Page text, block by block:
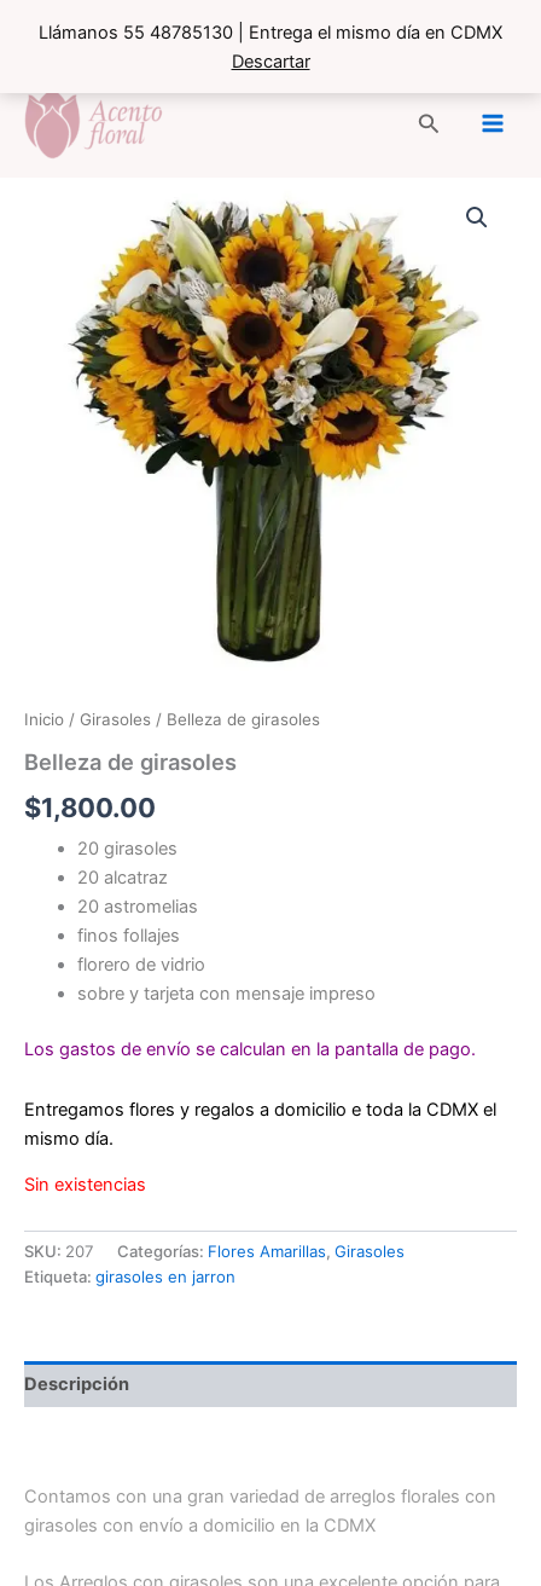
Llámanos 55 48785130 | Entrega el mismo día en CDMX
Descartar
contenido
Buscar
Inicio / Girasoles / Belleza de girasoles
Belleza de girasoles
$1,800.00
20 girasoles
20 alcatraz
20 astromelias
finos follajes
florero de vidrio
sobre y tarjeta con mensaje impreso
Los gastos de envío se calculan en la pantalla de pago.
Entregamos flores y regalos a domicilio e toda la CDMX el
mismo día.
Sin existencias
SKU: 207 Categorías: Flores Amarillas, Girasoles
Etiqueta: girasoles en jarron
Descripción
Contamos con una gran variedad de arreglos florales con
girasoles con envío a domicilio en la CDMX